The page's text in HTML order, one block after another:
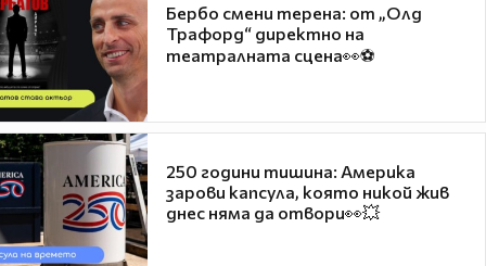
Бербо смени терена: от „Олд
Трафорд“ директно на
театралната сцена👀⚽
250 години тишина: Америка
зарови капсула, която никой жив
днес няма да отвори👀💥